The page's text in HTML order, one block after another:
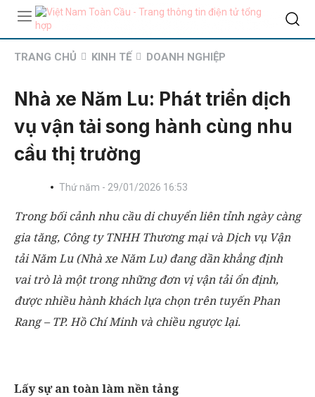
TRANG CHỦ KINH TẾ DOANH NGHIỆP
Nhà xe Năm Lu: Phát triển dịch
vụ vận tải song hành cùng nhu
cầu thị trường
Thứ năm - 29/01/2026 16:53
Trong bối cảnh nhu cầu di chuyển liên tỉnh ngày càng
gia tăng, Công ty TNHH Thương mại và Dịch vụ Vận
tải Năm Lu (Nhà xe Năm Lu) đang dần khẳng định
vai trò là một trong những đơn vị vận tải ổn định,
được nhiều hành khách lựa chọn trên tuyến Phan
Rang – TP. Hồ Chí Minh và chiều ngược lại.
Lấy sự an toàn làm nền tảng